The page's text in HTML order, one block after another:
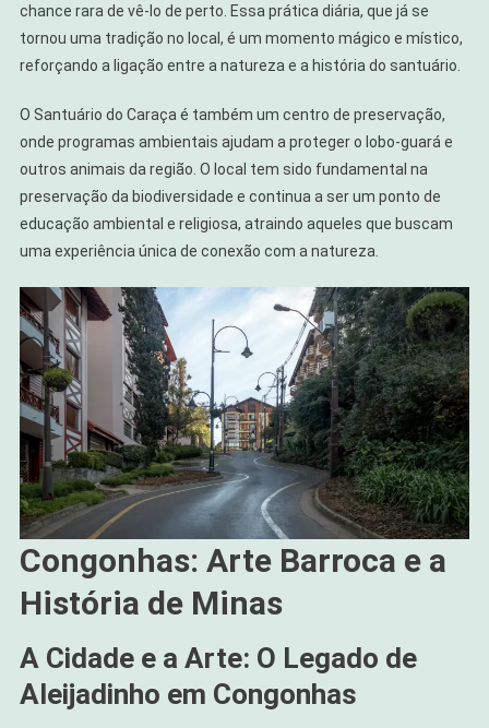
chance rara de vê-lo de perto. Essa prática diária, que já se
tornou uma tradição no local, é um momento mágico e místico,
reforçando a ligação entre a natureza e a história do santuário.
O Santuário do Caraça é também um centro de preservação,
onde programas ambientais ajudam a proteger o lobo-guará e
outros animais da região. O local tem sido fundamental na
preservação da biodiversidade e continua a ser um ponto de
educação ambiental e religiosa, atraindo aqueles que buscam
uma experiência única de conexão com a natureza.
Congonhas: Arte Barroca e a
História de Minas
A Cidade e a Arte: O Legado de
Aleijadinho em Congonhas